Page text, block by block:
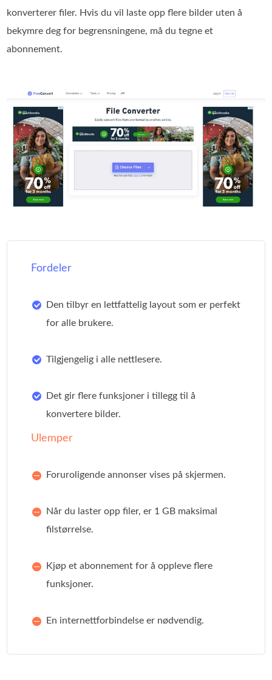
konverterer filer. Hvis du vil laste opp flere bilder uten å
bekymre deg for begrensningene, må du tegne et
abonnement.
Fordeler
Den tilbyr en lettfattelig layout som er perfekt
for alle brukere.
Tilgjengelig i alle nettlesere.
Det gir flere funksjoner i tillegg til å
konvertere bilder.
Ulemper
Foruroligende annonser vises på skjermen.
Når du laster opp filer, er 1 GB maksimal
filstørrelse.
Kjøp et abonnement for å oppleve flere
funksjoner.
En internettforbindelse er nødvendig.